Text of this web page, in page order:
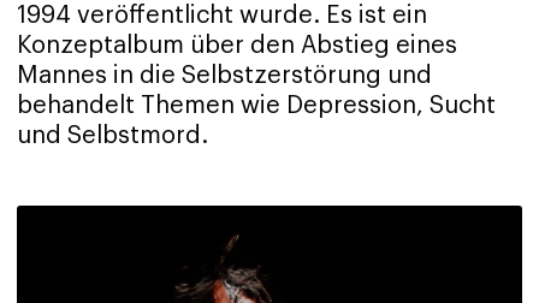
1994 veröffentlicht wurde. Es ist ein
Konzeptalbum über den Abstieg eines
Mannes in die Selbstzerstörung und
behandelt Themen wie Depression, Sucht
und Selbstmord.